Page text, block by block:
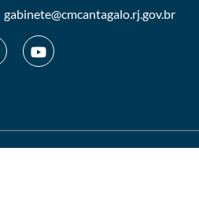
gabinete@cmcantagalo.rj.gov.br